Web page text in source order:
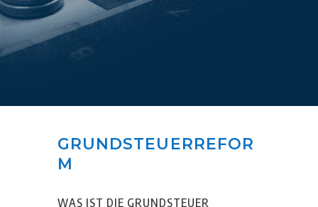
GRUNDSTEUERREFOR
M
WAS IST DIE GRUNDSTEUER